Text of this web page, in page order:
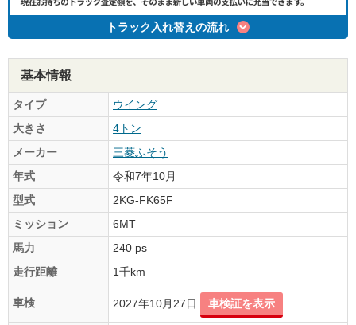
トラック入れ替えの流れ
基本情報
タイプ
ウイング
大きさ
4トン
メーカー
三菱ふそう
年式
令和7年10月
型式
2KG-FK65F
ミッション
6MT
馬力
240 ps
走行距離
1千km
車検 2027年10月27日 車検証を表示